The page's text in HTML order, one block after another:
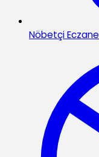
Nöbetçi Eczane